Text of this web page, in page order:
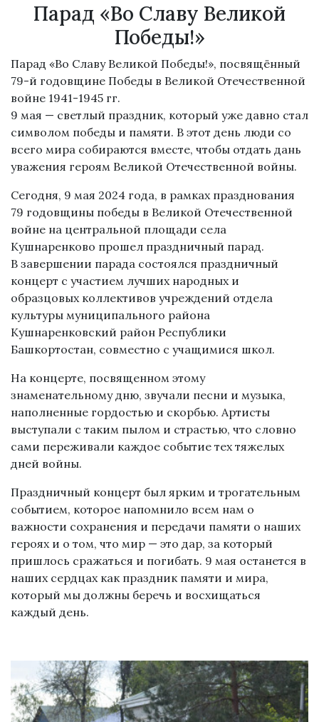
Парад «Во Славу Великой
Победы!»
Парад «Во Славу Великой Победы!», посвящённый
79-й годовщине Победы в Великой Отечественной
войне 1941-1945 гг.
9 мая — светлый праздник, который уже давно стал
символом победы и памяти. В этот день люди со
всего мира собираются вместе, чтобы отдать дань
уважения героям Великой Отечественной войны.
Сегодня, 9 мая 2024 года, в рамках празднования
79 годовщины победы в Великой Отечественной
войне на центральной площади села
Кушнаренково прошел праздничный парад.
В завершении парада состоялся праздничный
концерт с участием лучших народных и
образцовых коллективов учреждений отдела
культуры муниципального района
Кушнаренковский район Республики
Башкортостан, совместно с учащимися школ.
На концерте, посвященном этому
знаменательному дню, звучали песни и музыка,
наполненные гордостью и скорбью. Артисты
выступали с таким пылом и страстью, что словно
сами переживали каждое событие тех тяжелых
дней войны.
Праздничный концерт был ярким и трогательным
событием, которое напомнило всем нам о
важности сохранения и передачи памяти о наших
героях и о том, что мир — это дар, за который
пришлось сражаться и погибать. 9 мая останется в
наших сердцах как праздник памяти и мира,
который мы должны беречь и восхищаться
каждый день.